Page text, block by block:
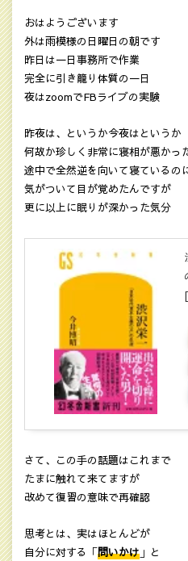
おはようございます
外は雨模様の日曜日の朝です
昨日は一日事務所で作業
完全に引き籠り体質の一日
夜はzoomでFBライブの実験
昨夜は、というか今夜はというか
何故か珍しく非常に寝相が悪かっ
途中で全然逆を向いて寝ているの
気がついて目が覚めたんですが
更に以上に眠りが深かった気分
さて、この手の話題はこれまで
たまに触れて来てますが
改めて復習の意味で再確認
思考とは、実はほとんどが
自分に対する「問いかけ 」と